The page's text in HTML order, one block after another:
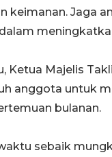
keimanan. Jaga
Ketua Majelis
anggota untuk
bulanan.
sebaik